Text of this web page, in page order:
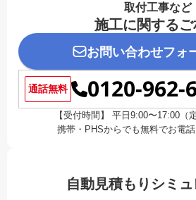
取付工事など
施工に関する
お問い合わせフォ
通話無料 0120-962-
【受付時間】 平日9:00〜17:00（
携帯・PHSからでも無料でお電話
自動見積もりシミ